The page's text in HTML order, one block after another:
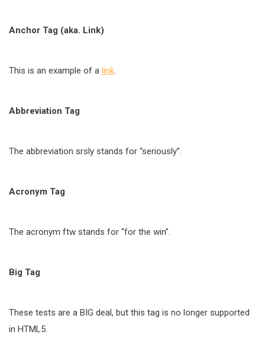
Anchor Tag (aka. Link)
This is an example of a link.
Abbreviation Tag
The abbreviation srsly stands for “seriously”.
Acronym Tag
The acronym ftw stands for “for the win”.
Big Tag
These tests are a BIG deal, but this tag is no longer supported
in HTML5.